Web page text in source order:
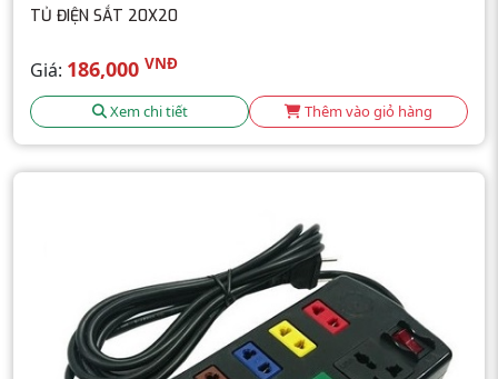
TỦ ĐIỆN SẮT 20X20
Giá: 186,000 VNĐ
Xem chi tiết Thêm vào giỏ hàng